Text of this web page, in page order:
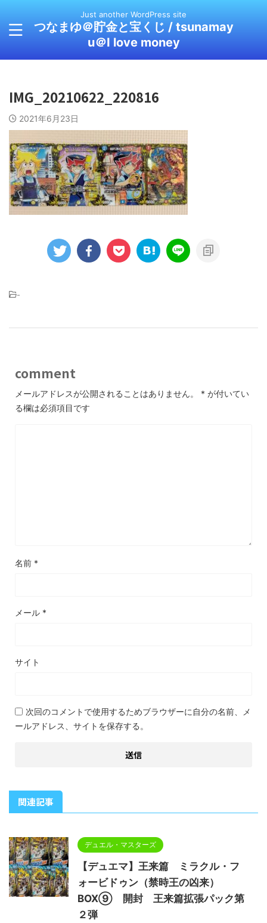
Just another WordPress site
つなまゆ＠貯金と宝くじ / tsunamay
u＠I love money
IMG_20210622_220816
2021年6月23日
-
comment
メールアドレスが公開されることはありません。 * が付いてい
る欄は必須項目です
名前 *
メール *
サイト
次回のコメントで使用するためブラウザーに自分の名前、メ
ールアドレス、サイトを保存する。
関連記事
デュエル・マスターズ
【デュエマ】王来篇 ミラクル・フ
ォービドゥン（禁時王の凶来）
BOX⑨ 開封 王来篇拡張パック第
２弾